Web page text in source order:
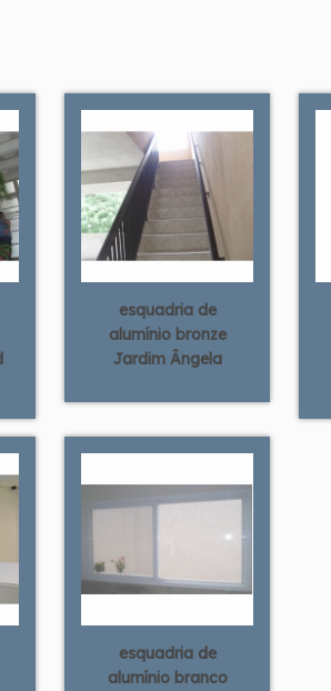
esquadria de
alumínio bronze
Jardim Ângela
esquadria de
alumínio branco